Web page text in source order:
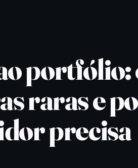
portfólio:
raras e
precisa